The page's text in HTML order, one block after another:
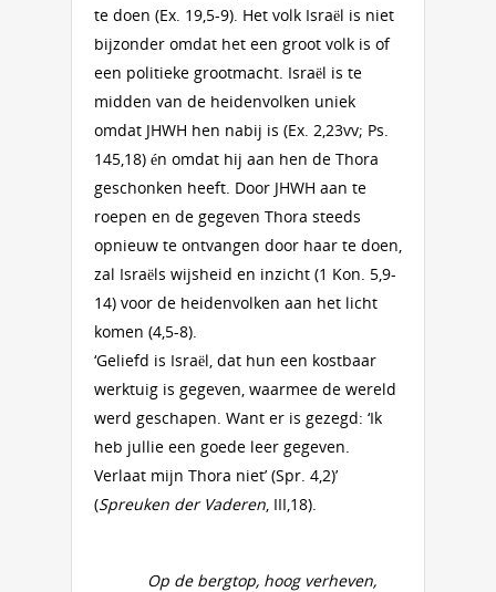
te doen (Ex. 19,5-9). Het volk Israël is niet
bijzonder omdat het een groot volk is of
een politieke grootmacht. Israël is te
midden van de heidenvolken uniek
omdat JHWH hen nabij is (Ex. 2,23vv; Ps.
145,18) én omdat hij aan hen de Thora
geschonken heeft. Door JHWH aan te
roepen en de gegeven Thora steeds
opnieuw te ontvangen door haar te doen,
zal Israëls wijsheid en inzicht (1 Kon. 5,9-
14) voor de heidenvolken aan het licht
komen (4,5-8).
‘Geliefd is Israël, dat hun een kostbaar
werktuig is gegeven, waarmee de wereld
werd geschapen. Want er is gezegd: ‘Ik
heb jullie een goede leer gegeven.
Verlaat mijn Thora niet’ (Spr. 4,2)’
(Spreuken der Vaderen, III,18).
Op de bergtop, hoog verheven,